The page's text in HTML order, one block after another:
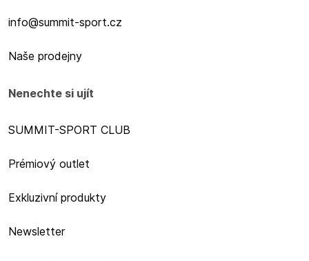
info@summit-sport.cz
Naše prodejny
Nenechte si ujít
SUMMIT-SPORT CLUB
Prémiový outlet
Exkluzivní produkty
Newsletter